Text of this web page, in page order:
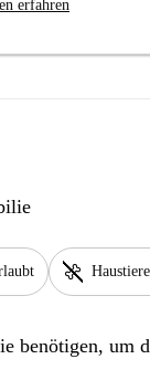
erfahren
pet_supplies
benötigen, um